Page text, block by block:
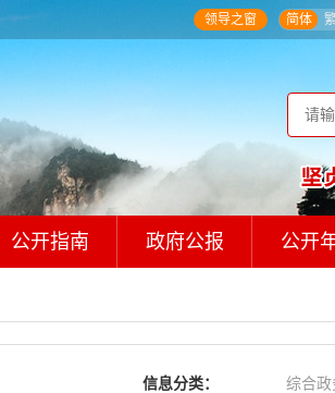
领导之窗 简体
公开指南 政府公报 公开
信息分类：
综合政